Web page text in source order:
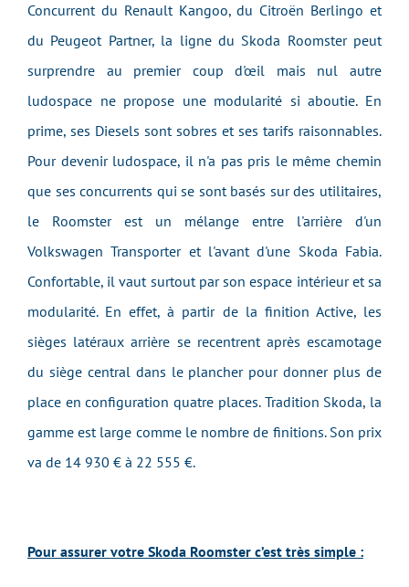
Concurrent du Renault Kangoo, du Citroën Berlingo et
du Peugeot Partner, la ligne du Skoda Roomster peut
surprendre au premier coup d'œil mais nul autre
ludospace ne propose une modularité si aboutie. En
prime, ses Diesels sont sobres et ses tarifs raisonnables.
Pour devenir ludospace, il n'a pas pris le même chemin
que ses concurrents qui se sont basés sur des utilitaires,
le Roomster est un mélange entre l'arrière d'un
Volkswagen Transporter et l'avant d'une Skoda Fabia.
Confortable, il vaut surtout par son espace intérieur et sa
modularité. En effet, à partir de la finition Active, les
sièges latéraux arrière se recentrent après escamotage
du siège central dans le plancher pour donner plus de
place en configuration quatre places. Tradition Skoda, la
gamme est large comme le nombre de finitions. Son prix
va de 14 930 € à 22 555 €.
Pour assurer votre Skoda Roomster c’est très simple :